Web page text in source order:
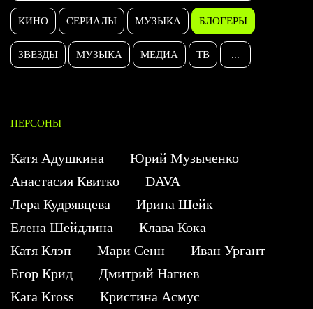
КИНО СЕРИАЛЫ МУЗЫКА БЛОГЕРЫ
ЗВЕЗДЫ МУЗЫКА МЕДИА ТВ ...
ПЕРСОНЫ
Катя Адушкина
Юрий Музыченко
Анастасия Квитко
DAVA
Лера Кудрявцева
Ирина Шейк
Елена Шейдлина
Клава Кока
Катя Клэп
Мари Сенн
Иван Ургант
Егор Крид
Дмитрий Нагиев
Kara Kross
Кристина Асмус